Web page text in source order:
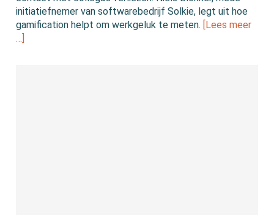
initiatiefnemer van softwarebedrijf Solkie, legt uit hoe
gamification helpt om werkgeluk te meten. [Lees meer
…]